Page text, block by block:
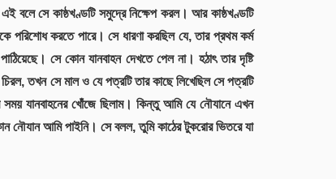
বলে সে কাষ্ঠখণ্ডটি সমুদ্রে নিক্ষেপ করল। আর কাষ্ঠখণ্ডটি
পরিশোধ করতে পারে। সে ধারণা করছিল যে, তার প্রথম কর্ম
সে কোন যানবাহন দেখতে পেল না। হঠাৎ তার দৃষ্টি
তখন সে মাল ও যে পত্রটি তার কাছে লিখেছিল সে পত্রটি
যানবাহনের খোঁজে ছিলাম। কিন্তু আমি যে নৌযানে এখন
আমি পাইনি। সে বলল, তুমি কাঠের টুকরোর ভিতরে যা